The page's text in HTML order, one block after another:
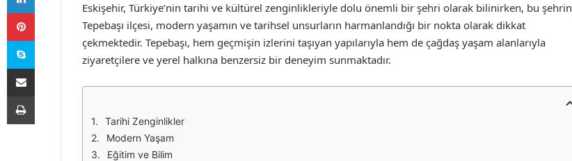
Eskişehir, Türkiye’nin tarihi ve kültürel zenginlikleriyle dolu önemli bir şehri olarak bilinirken, bu şehrin
Tepebaşı ilçesi, modern yaşamın ve tarihsel unsurların harmanlandığı bir nokta olarak dikkat
çekmektedir. Tepebaşı, hem geçmişin izlerini taşıyan yapılarıyla hem de çağdaş yaşam alanlarıyla
ziyaretçilere ve yerel halkına benzersiz bir deneyim sunmaktadır.
Tarihi Zenginlikler
Modern Yaşam
Eğitim ve Bilim
Pinterest
Skype
E-Posta ile paylaş